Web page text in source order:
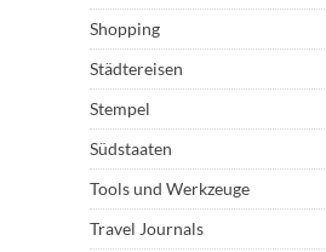
Shopping
Städtereisen
Stempel
Südstaaten
Tools und Werkzeuge
Travel Journals